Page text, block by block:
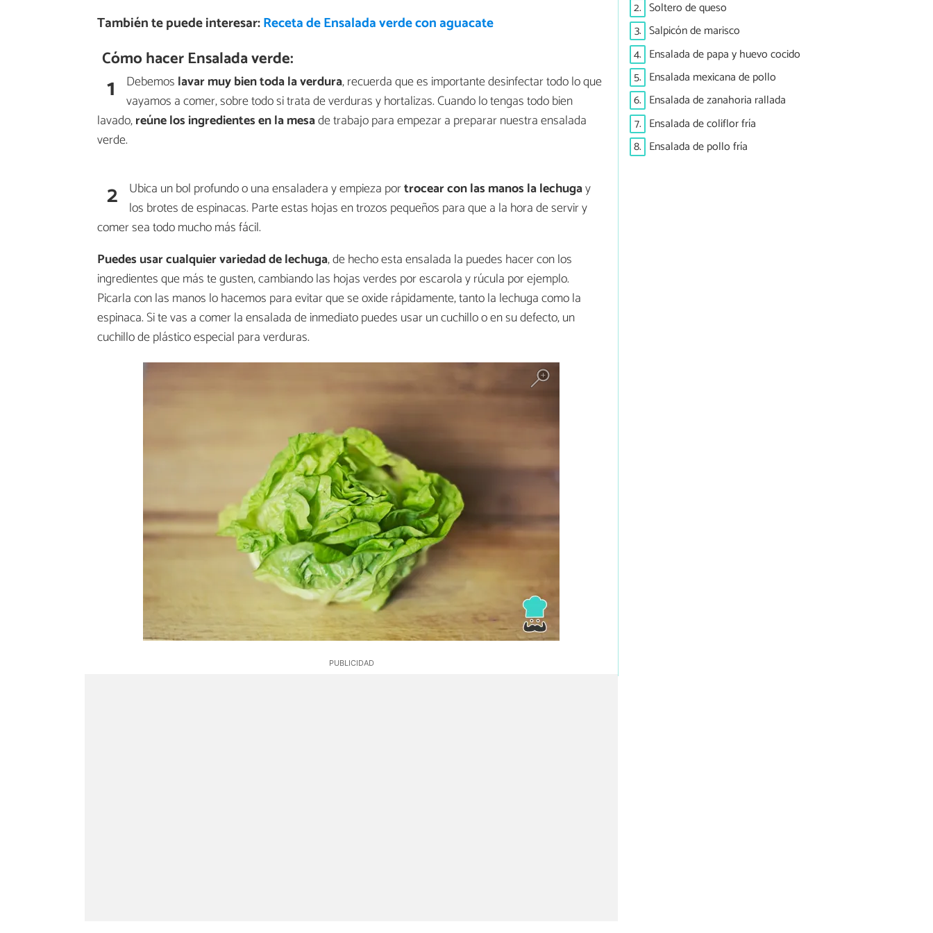
También te puede interesar:Receta de Ensalada verde con aguacate
Cómo hacer Ensalada verde:
1 Debemos lavar muy bien toda la verdura, recuerda que es importante desinfectar todo lo que
vayamos a comer, sobre todo si trata de verduras y hortalizas. Cuando lo tengas todo bien
lavado,reúne los ingredientes en la mesade trabajo para empezar a preparar nuestra ensalada
verde.
2 Ubica un bol profundo o una ensaladera y empieza portrocear con las manos la lechugay
los brotes de espinacas. Parte estas hojas en trozos pequeños para que a la hora de servir y
comer sea todo mucho más fácil.
Puedes usar cualquier variedad de lechuga, de hecho esta ensalada la puedes hacer con los
ingredientes que más te gusten, cambiando las hojas verdes por escarola y rúcula por ejemplo.
Picarla con las manos lo hacemos para evitar que se oxide rápidamente, tanto la lechuga como la
espinaca. Si te vas a comer la ensalada de inmediato puedes usar un cuchillo o en su defecto, un
cuchillo de plástico especial para verduras.
2. Soltero de queso
3. Salpicón de marisco
4. Ensalada de papa y huevo cocido
5. Ensalada mexicana de pollo
6. Ensalada de zanahoria rallada
7. Ensalada de coliflor fría
8. Ensalada de pollo fría